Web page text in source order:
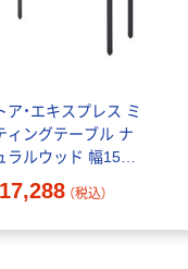
ア・エキスプレス ミ
ィングテーブル ナ
ラルウッド 幅150×
60×高さ70cm
122 1台（直送品）
（税込）